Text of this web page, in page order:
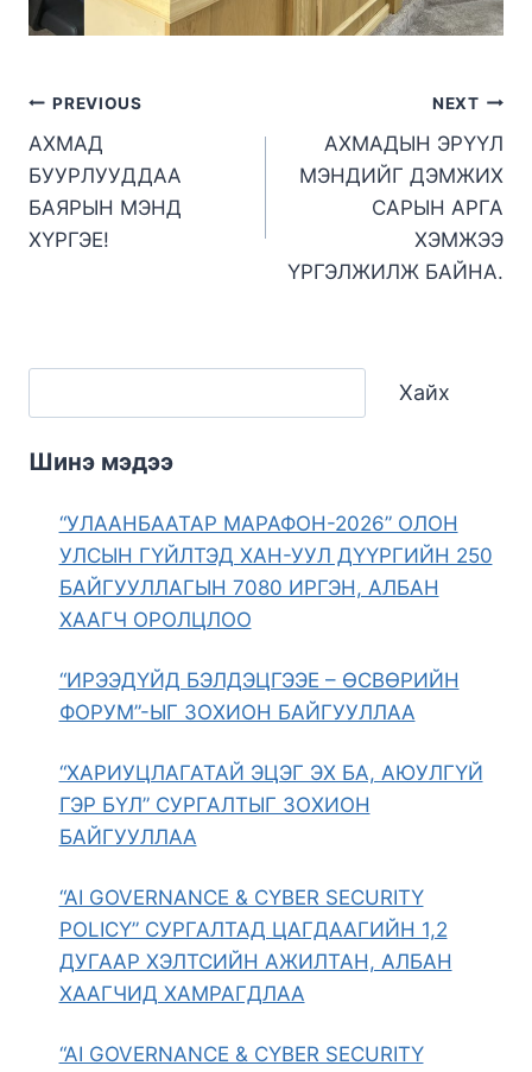
PREVIOUS
АХМАД
БУУРЛУУДДАА
БАЯРЫН МЭНД
ХҮРГЭЕ!
NEXT
АХМАДЫН ЭРҮҮЛ
МЭНДИЙГ ДЭМЖИХ
САРЫН АРГА
ХЭМЖЭЭ
ҮРГЭЛЖИЛЖ БАЙНА.
Хайх
Шинэ мэдээ
“УЛААНБААТАР МАРАФОН-2026” ОЛОН
УЛСЫН ГҮЙЛТЭД ХАН-УУЛ ДҮҮРГИЙН 250
БАЙГУУЛЛАГЫН 7080 ИРГЭН, АЛБАН
ХААГЧ ОРОЛЦЛОО
“ИРЭЭДҮЙД БЭЛДЭЦГЭЭЕ – ӨСВӨРИЙН
ФОРУМ”-ЫГ ЗОХИОН БАЙГУУЛЛАА
“ХАРИУЦЛАГАТАЙ ЭЦЭГ ЭХ БА, АЮУЛГҮЙ
ГЭР БҮЛ” СУРГАЛТЫГ ЗОХИОН
БАЙГУУЛЛАА
“AI GOVERNANCE & CYBER SECURITY
POLICY” СУРГАЛТАД ЦАГДААГИЙН 1,2
ДУГААР ХЭЛТСИЙН АЖИЛТАН, АЛБАН
ХААГЧИД ХАМРАГДЛАА
“AI GOVERNANCE & CYBER SECURITY